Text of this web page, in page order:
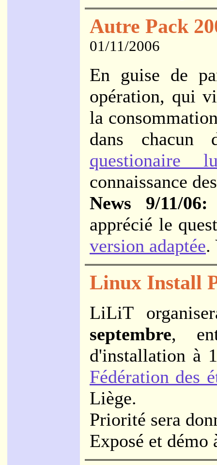
Autre Pack
01/11/2006
En guise de
opération, qui
la
dans
questionaire
connaissance
News 9/11/06:
apprécié le
version adaptée.
Linux Install
LiLiT
septembre,
d'installation à
Fédération des
Liège.
Priorité sera
Exposé et démo